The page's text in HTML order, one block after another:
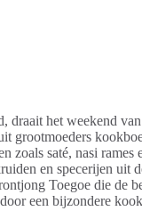
draait het weekend
grootmoeders
zoals saté, nasi
en specerijen uit
Toegoe die de
een bijzondere